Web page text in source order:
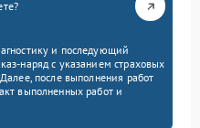
и последующий
наряд с указанием страховых
после выполнения работ
выполненных работ и